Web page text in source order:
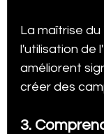
La maîtrise
l'utilisation de
améliorent
créer des
3.